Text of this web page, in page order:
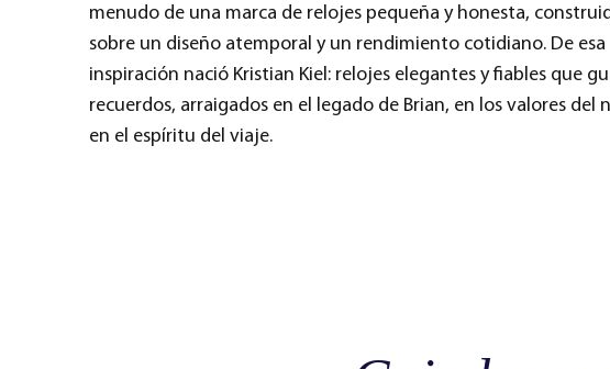
menudo de una marca de relojes pequeña y honesta,
sobre un diseño atemporal y un rendimiento cotidiano. De esa
inspiración nació Kristian Kiel: relojes elegantes y fiables que
recuerdos, arraigados en el legado de Brian, en los valores del
en el espíritu del viaje.